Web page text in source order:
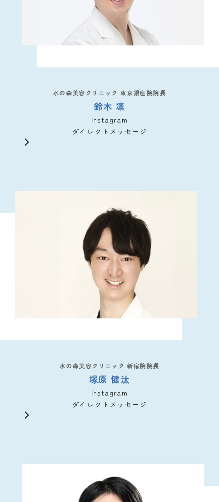
水の森美容クリニック 東京銀座院院長
鈴木 凛
Instagram
ダイレクトメッセージ
水の森美容クリニック 新宿院院長
塚原 健汰
Instagram
ダイレクトメッセージ